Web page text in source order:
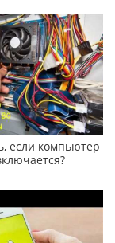
если компьютер